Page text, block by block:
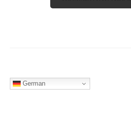
German